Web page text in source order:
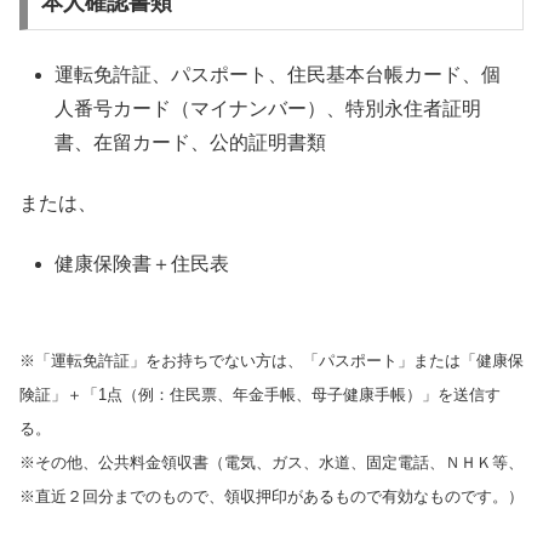
運転免許証、パスポート、住民基本台帳カード、個
人番号カード（マイナンバー）、特別永住者証明
書、在留カード、公的証明書類
または、
健康保険書＋住民表
※「運転免許証」をお持ちでない方は、「パスポート」または「健康保
険証」＋「1点（例：住民票、年金手帳、母子健康手帳）」を送信す
る。
※その他、公共料金領収書（電気、ガス、水道、固定電話、ＮＨＫ等、
※直近２回分までのもので、領収押印があるもので有効なものです。）